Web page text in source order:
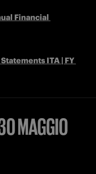
Financial
ITA | FY
MAGGIO